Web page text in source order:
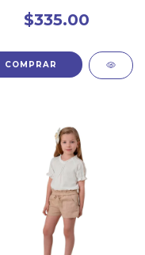
$335.00
COMPRAR